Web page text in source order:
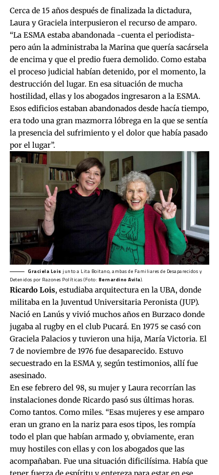
Cerca de 15 años después de finalizada la dictadura,
Laura y Graciela interpusieron el recurso de amparo.
“La ESMA estaba abandonada -cuenta el periodista-
pero aún la administraba la Marina que quería sacársela
de encima y que el predio fuera demolido. Como estaba
el proceso judicial habían detenido, por el momento, la
destrucción del lugar. En esa situación de mucha
hostilidad, ellas y los abogados ingresaron a la ESMA.
Esos edificios estaban abandonados desde hacía tiempo,
era todo una gran mazmorra lóbrega en la que se sentía
la presencia del sufrimiento y el dolor que había pasado
por el lugar”.
Graciela Lois junto a Lita Boitano, ambas de Familiares de Desaparecidos y
Detenidos por Razones Políticas (Foto: Bernardino Avila).
Ricardo Lois, estudiaba arquitectura en la UBA, donde
militaba en la Juventud Universitaria Peronista (JUP).
Nació en Lanús y vivió muchos años en Burzaco donde
jugaba al rugby en el club Pucará. En 1975 se casó con
Graciela Palacios y tuvieron una hija, María Victoria. El
7 de noviembre de 1976 fue desaparecido. Estuvo
secuestrado en la ESMA y, según testimonios, allí fue
asesinado.
En ese febrero del 98, su mujer y Laura recorrían las
instalaciones donde Ricardo pasó sus últimas horas.
Como tantos. Como miles. “Esas mujeres y ese amparo
eran un grano en la nariz para esos tipos, les rompía
todo el plan que habían armado y, obviamente, eran
muy hostiles con ellas y con los abogados que las
acompañaban. Fue una situación dificilísima. Había que